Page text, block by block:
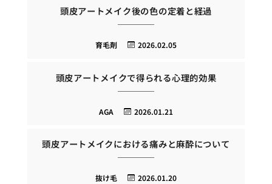
頭皮アートメイク後の色の定着と経過
2026.02.05
育毛剤
頭皮アートメイクで得られる心理的効果
2026.01.21
AGA
頭皮アートメイクにおける痛みと麻酔について
2026.01.20
抜け毛